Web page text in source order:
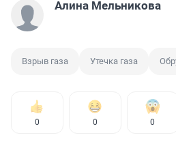
Алина Мельникова
Взрыв газа Утечка газа
0 0 0